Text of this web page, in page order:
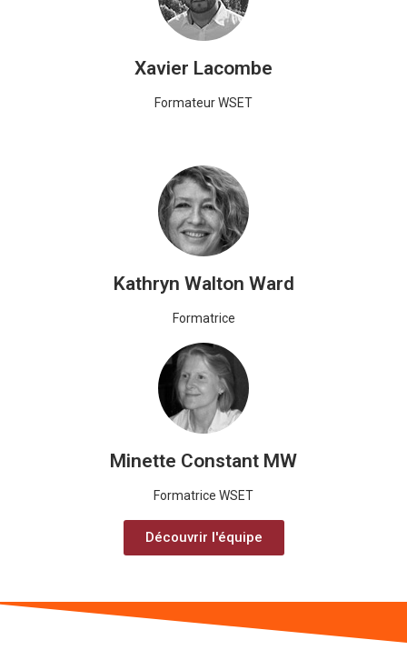
Xavier Lacombe
Formateur WSET
Kathryn Walton Ward
Formatrice
Minette Constant MW
Formatrice WSET
Découvrir l'équipe